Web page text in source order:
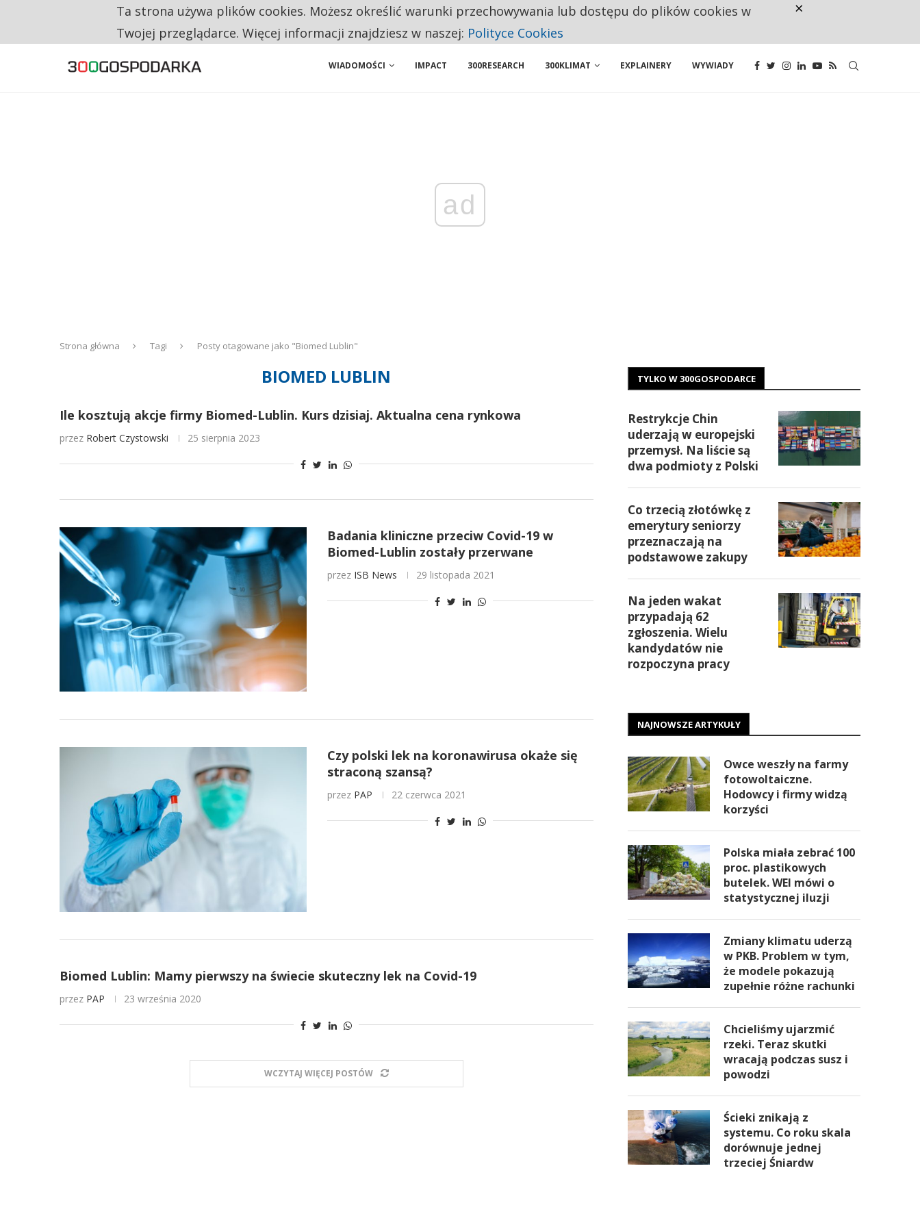
CO TRZECIĄ ZŁOTÓWKĘ Z EMERYTURY SENIORZY PRZEZNACZAJĄ NA PODSTAWOWE ZAKUPY
WIADOMOŚCI IMPACT 300RESEARCH 300KLIMAT EXPLAINERY WYWIADY
ad
Strona główna Tagi Posty otagowane jako "Biomed Lublin"
BIOMED LUBLIN
Ile kosztują akcje firmy Biomed-Lublin. Kurs dzisiaj. Aktualna cena rynkowa
przez Robert Czystowski 25 sierpnia 2023
Badania kliniczne przeciw Covid-19 w
Biomed-Lublin zostały przerwane
przez ISB News 29 listopada 2021
Czy polski lek na koronawirusa okaże się
straconą szansą?
przez PAP 22 czerwca 2021
Biomed Lublin: Mamy pierwszy na świecie skuteczny lek na Covid-19
przez PAP 23 września 2020
WCZYTAJ WIĘCEJ POSTÓW
TYLKO W 300GOSPODARCE
Restrykcje Chin
uderzają w europejski
przemysł. Na liście są
dwa podmioty z Polski
Co trzecią złotówkę z
emerytury seniorzy
przeznaczają na
podstawowe zakupy
Na jeden wakat
przypadają 62
zgłoszenia. Wielu
kandydatów nie
rozpoczyna pracy
NAJNOWSZE ARTYKUŁY
Owce weszły na farmy
fotowoltaiczne.
Hodowcy i firmy widzą
korzyści
Polska miała zebrać 100
proc. plastikowych
butelek. WEI mówi o
statystycznej iluzji
Zmiany klimatu uderzą
w PKB. Problem w tym,
że modele pokazują
zupełnie różne rachunki
Chcieliśmy ujarzmić
rzeki. Teraz skutki
wracają podczas susz i
powodzi
Ścieki znikają z
systemu. Co roku skala
dorównuje jednej
trzeciej Śniardw
Ta strona używa plików cookies. Możesz określić warunki przechowywania lub dostępu do plików cookies w
Twojej przeglądarce. Więcej informacji znajdziesz w naszej: Polityce Cookies
×